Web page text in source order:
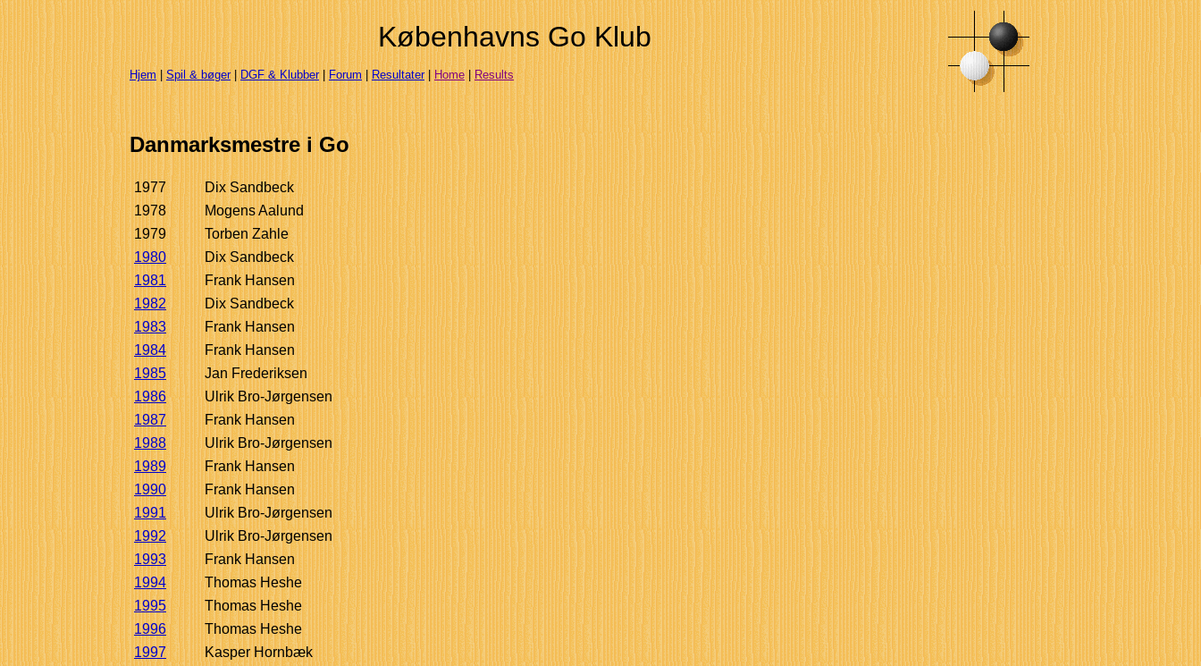
Københavns Go Klub
Hjem | Spil & bøger| DGF & Klubber| Forum | Resultater| Home |Results
Danmarksmestre i Go
1977
Dix Sandbeck
1978
Mogens Aalund
1979
Torben Zahle
1980
Dix Sandbeck
1981
Frank Hansen
1982
Dix Sandbeck
1983
Frank Hansen
1984
Frank Hansen
1985
Jan Frederiksen
1986
Ulrik Bro-Jørgensen
1987
Frank Hansen
1988
Ulrik Bro-Jørgensen
1989
Frank Hansen
1990
Frank Hansen
1991
Ulrik Bro-Jørgensen
1992
Ulrik Bro-Jørgensen
1993
Frank Hansen
1994
Thomas Heshe
1995
Thomas Heshe
1996
Thomas Heshe
1997
Kasper Hornbæk